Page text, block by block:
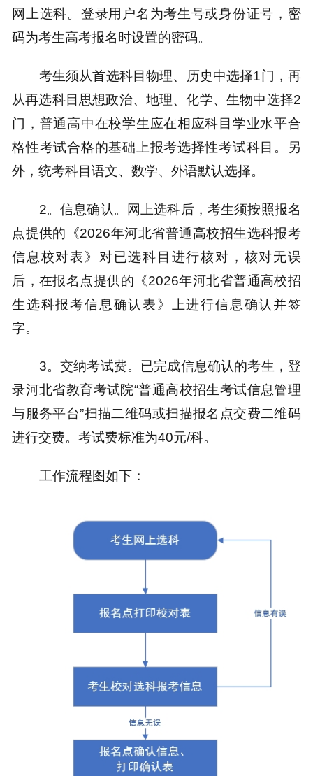
网上选科。登录用户名为考生号或身份证号，密
码为考生高考报名时设置的密码。
考生须从首选科目物理、历史中选择1门，再
从再选科目思想政治、地理、化学、生物中选择2
门，普通高中在校学生应在相应科目学业水平合
格性考试合格的基础上报考选择性考试科目。另
外，统考科目语文、数学、外语默认选择。
2。信息确认。网上选科后，考生须按照报名
点提供的《2026年河北省普通高校招生选科报考
信息校对表》对已选科目进行核对，核对无误
后，在报名点提供的《2026年河北省普通高校招
生选科报考信息确认表》上进行信息确认并签
字。
3。交纳考试费。已完成信息确认的考生，登
录河北省教育考试院“普通高校招生考试信息管理
与服务平台”扫描二维码或扫描报名点交费二维码
进行交费。考试费标准为40元/科。
工作流程图如下：